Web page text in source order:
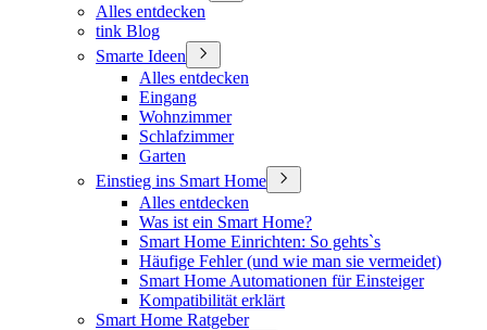
Alles entdecken
tink Blog
Smarte Ideen
Alles entdecken
Eingang
Wohnzimmer
Schlafzimmer
Garten
Einstieg ins Smart Home
Alles entdecken
Was ist ein Smart Home?
Smart Home Einrichten: So gehts`s
Häufige Fehler (und wie man sie vermeidet)
Smart Home Automationen für Einsteiger
Kompatibilität erklärt
Smart Home Ratgeber